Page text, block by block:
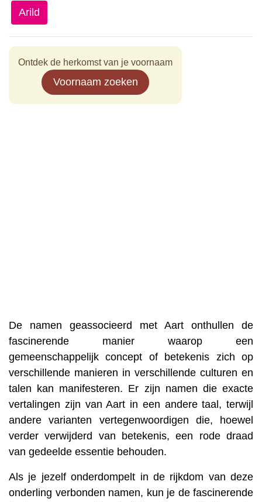
Arild
Ontdek de herkomst van je voornaam
Voornaam zoeken
De namen geassocieerd met Aart onthullen de
fascinerende manier waarop een
gemeenschappelijk concept of betekenis zich op
verschillende manieren in verschillende culturen en
talen kan manifesteren. Er zijn namen die exacte
vertalingen zijn van Aart in een andere taal, terwijl
andere varianten vertegenwoordigen die, hoewel
verder verwijderd van betekenis, een rode draad
van gedeelde essentie behouden.
Als je jezelf onderdompelt in de rijkdom van deze
onderling verbonden namen, kun je de fascinerende